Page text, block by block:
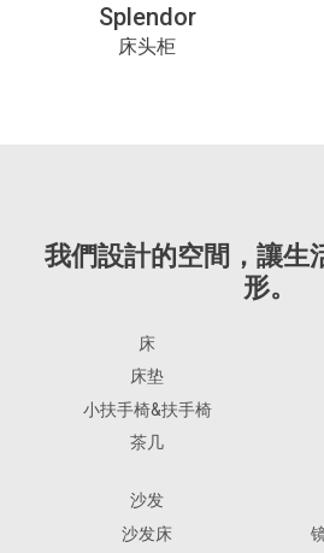
Splendor
床头柜
我們設計的空間，讓生
形。
床
床垫
小扶手椅&扶手椅
茶几
沙发
沙发床